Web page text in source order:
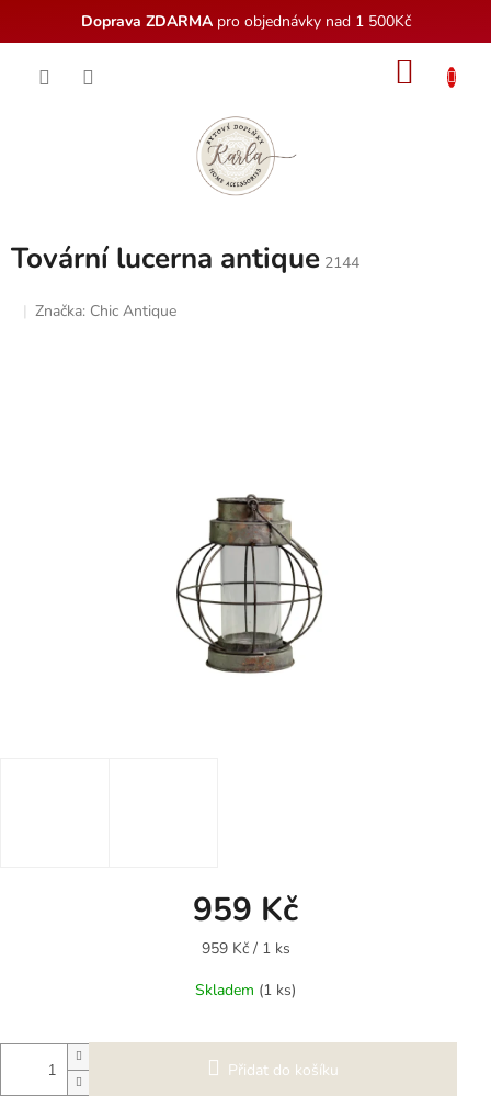
Doprava ZDARMApro objednávky nad 1 500Kč
Tovární lucerna antique 2144
Značka: Chic Antique
959 Kč
Měrná
959 Kč / 1 ks
Skladem (1 ks)
Přidat do košíku